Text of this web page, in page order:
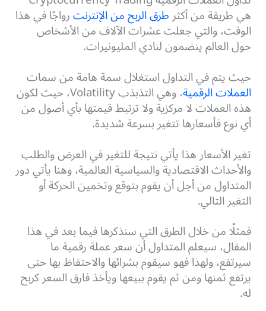
هي طريقة من أكثرطرق الربح من الإنترنترواجًا في هذا
الوقت، والتي جعلت عشرات الآلاف من الأشخاص
حول العالم ينضمون لنادي المليونيرات.
حيث يتم في التداول استغلال سمة هامة من سمات
العملات الرقمية ، وهي التذبذب Volatility، حيث لكون
هذه العملات لا مركزية ولا ترتبط قيمتها بأي أصول من
أي نوع فأسعارها تتغير بسرعة شديدة.
تغير الأسعار هذا يأتي نتيجة للتغير في العرض والطلب
والأحداث الاقتصادية والسياسية العالمية، وهنا يأتي دور
المتداول من أجل أن يقوم بتوقع وتخمين الحركة أو
التغير التالي.
فمثلًا من خلال الطرق التي سنذكرها فيما بعد في هذا
المقال، سيعلم المتداول أن سعر عملة رقمية ما
سيرتفع، ولهذا فهو سيقوم بشرائها والاحتفاظ بها حتى
يرتفع ثمنها ومن ثم يقوم ببيعها ويأخذ فارق السعر كربح
له.